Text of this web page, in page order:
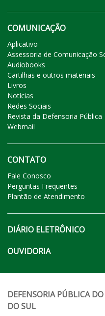
COMUNICAÇÃO
Aplicativo
Assessoria de Comunicação
Audiobooks
Cartilhas e outros materiais
Livros
Notícias
Redes Sociais
Revista da Defensoria Pública
Webmail
CONTATO
Fale Conosco
Perguntas Frequentes
Plantão de Atendimento
DIÁRIO ELETRÔNICO
OUVIDORIA
DEFENSORIA PÚBLICA
DO SUL